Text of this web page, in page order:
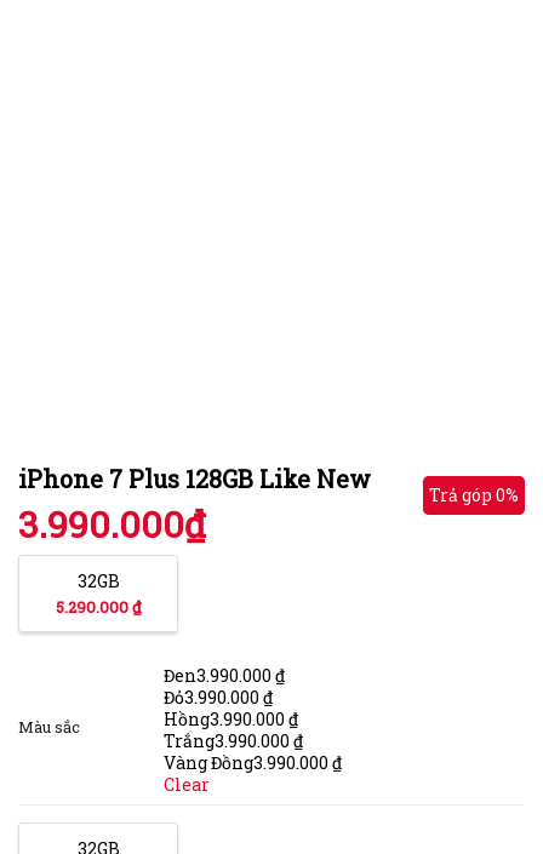
iPhone 7 Plus 128GB Like New
3.990.000₫
Trả góp 0%
32GB
5.290.000 ₫
Màu sắc
Đen3.990.000 ₫
Đỏ3.990.000 ₫
Hồng3.990.000 ₫
Trắng3.990.000 ₫
Vàng Đồng3.990.000 ₫
Clear
Trả góp 0%
32GB